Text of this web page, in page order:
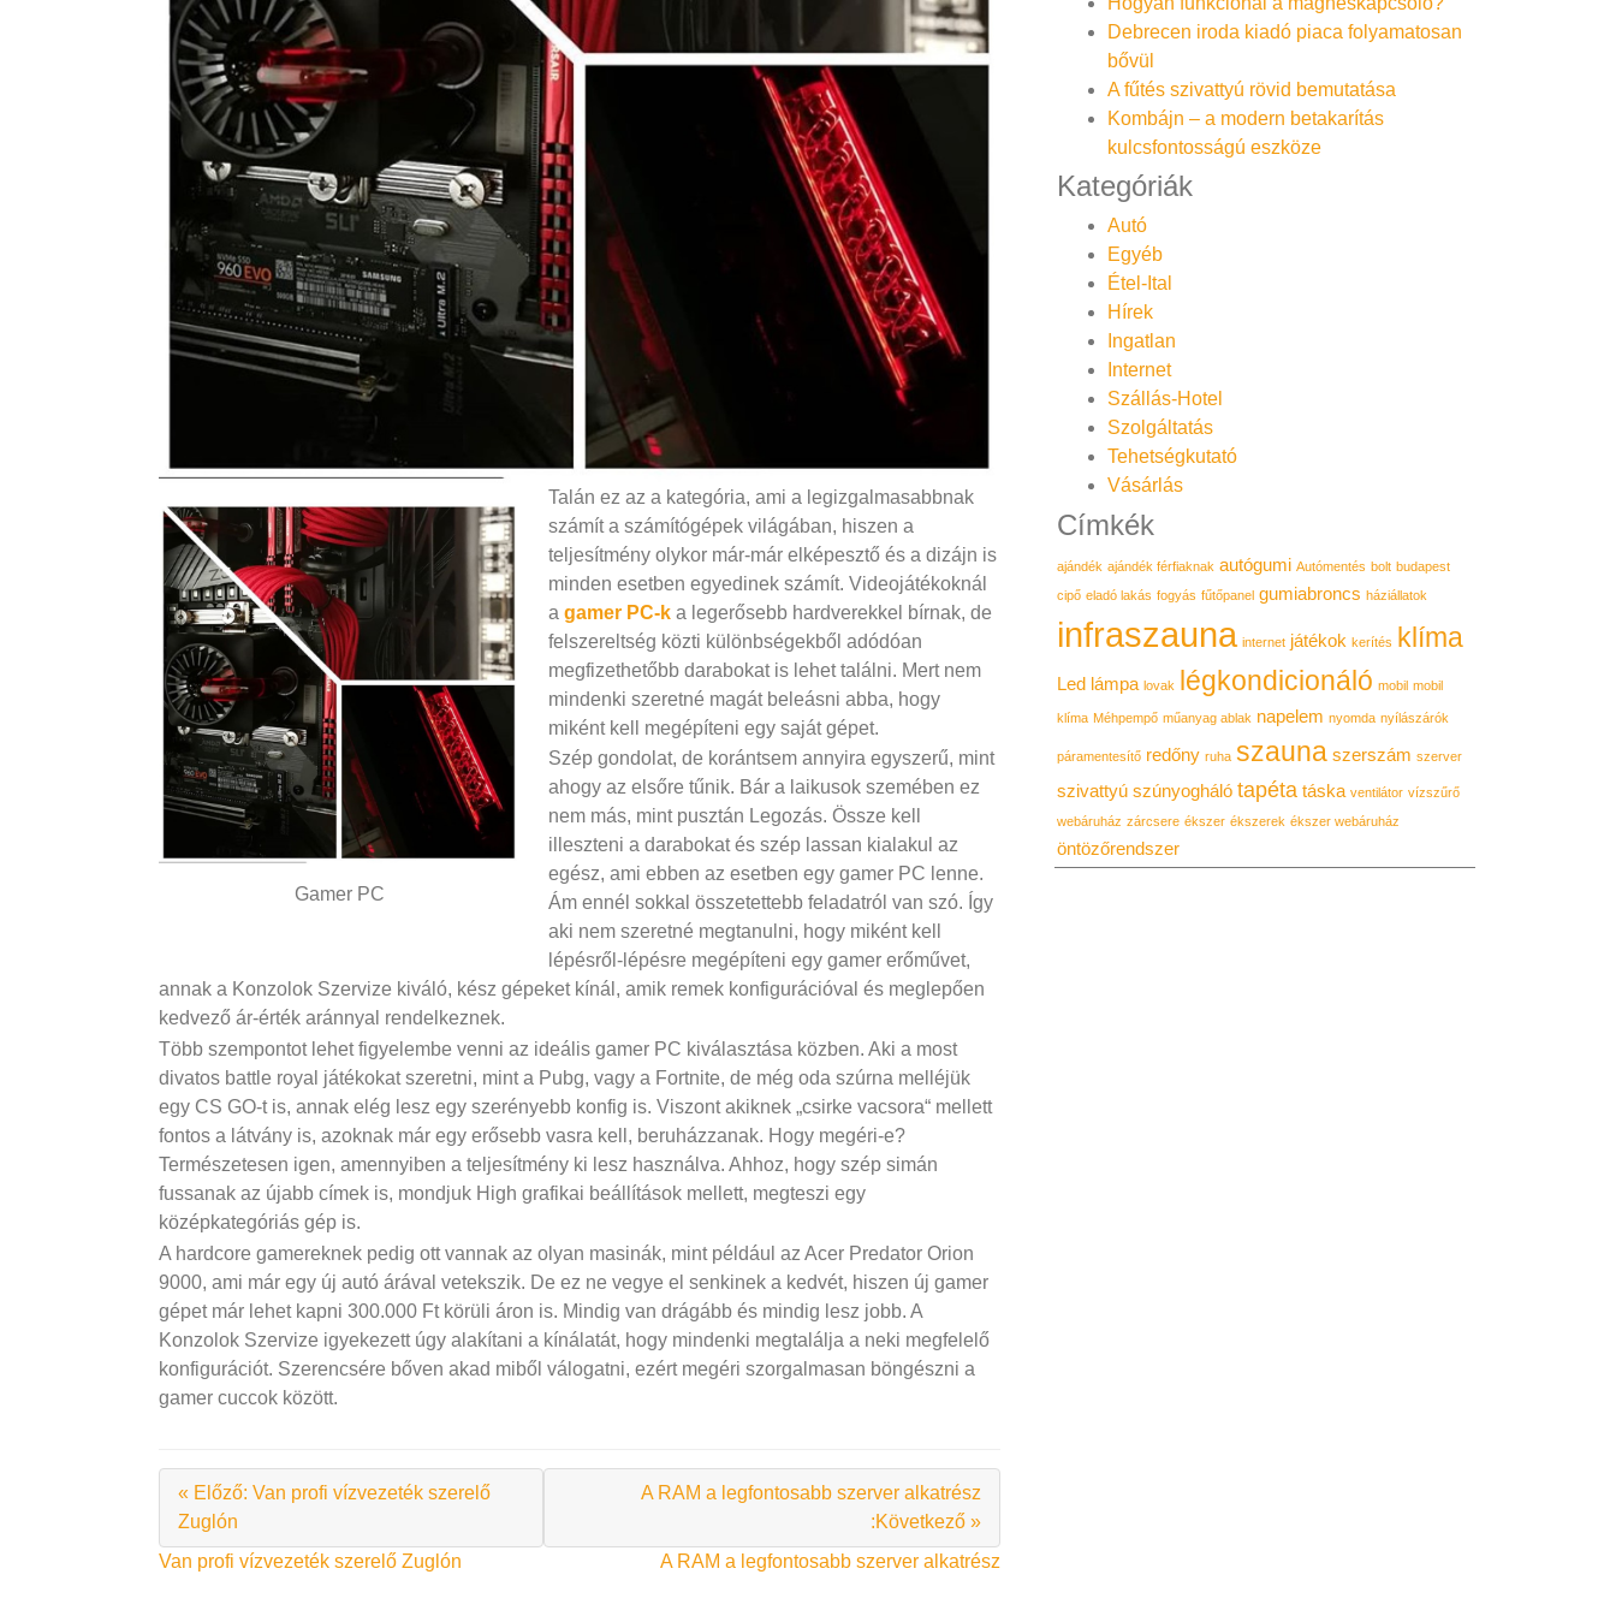
Gamer PC
Talán ez az a kategória, ami a legizgalmasabbnak
számít a számítógépek világában, hiszen a
teljesítmény olykor már-már elképesztő és a dizájn is
minden esetben egyedinek számít. Videojátékoknál
a gamer PC-k a legerősebb hardverekkel bírnak, de
felszereltség közti különbségekből adódóan
megfizethetőbb darabokat is lehet találni. Mert nem
mindenki szeretné magát beleásni abba, hogy
miként kell megépíteni egy saját gépet.
Szép gondolat, de korántsem annyira egyszerű, mint
ahogy az elsőre tűnik. Bár a laikusok szemében ez
nem más, mint pusztán Legozás. Össze kell
illeszteni a darabokat és szép lassan kialakul az
egész, ami ebben az esetben egy gamer PC lenne.
Ám ennél sokkal összetettebb feladatról van szó. Így
aki nem szeretné megtanulni, hogy miként kell
lépésről-lépésre megépíteni egy gamer erőművet,
annak a Konzolok Szervize kiváló, kész gépeket kínál, amik remek konfigurációval és meglepően
kedvező ár-érték aránnyal rendelkeznek.
Több szempontot lehet figyelembe venni az ideális gamer PC kiválasztása közben. Aki a most
divatos battle royal játékokat szeretni, mint a Pubg, vagy a Fortnite, de még oda szúrna melléjük
egy CS GO-t is, annak elég lesz egy szerényebb konfig is. Viszont akiknek „csirke vacsora“ mellett
fontos a látvány is, azoknak már egy erősebb vasra kell, beruházzanak. Hogy megéri-e?
Természetesen igen, amennyiben a teljesítmény ki lesz használva. Ahhoz, hogy szép simán
fussanak az újabb címek is, mondjuk High grafikai beállítások mellett, megteszi egy
középkategóriás gép is.
A hardcore gamereknek pedig ott vannak az olyan masinák, mint például az Acer Predator Orion
9000, ami már egy új autó árával vetekszik. De ez ne vegye el senkinek a kedvét, hiszen új gamer
gépet már lehet kapni 300.000 Ft körüli áron is. Mindig van drágább és mindig lesz jobb. A
Konzolok Szervize igyekezett úgy alakítani a kínálatát, hogy mindenki megtalálja a neki megfelelő
konfigurációt. Szerencsére bőven akad miből válogatni, ezért megéri szorgalmasan böngészni a
gamer cuccok között.
« Előző: Van profi vízvezeték szerelő
Zuglón
A RAM a legfontosabb szerver alkatrész
:Következő »
Bejegyzés
Van profi vízvezeték szerelő Zuglón A RAM a legfontosabb szerver alkatrész
Debrecen iroda kiadó piaca folyamatosan
bővül
A fűtés szivattyú rövid bemutatása
Kombájn – a modern betakarítás
kulcsfontosságú eszköze
Kategóriák
Autó
Egyéb
Étel-Ital
Hírek
Ingatlan
Internet
Szállás-Hotel
Szolgáltatás
Tehetségkutató
Vásárlás
Címkék
ajándék ajándék férfiaknak autógumi Autómentés bolt budapest
cipő eladó lakás fogyás fűtőpanel gumiabroncs háziállatok
infraszauna internet játékok kerítés klíma
Led lámpa lovak légkondicionáló mobil mobil
klíma Méhpempő műanyag ablak napelem nyomda nyílászárók
páramentesítő redőny ruha szauna szerszám szerver
szivattyú szúnyogháló tapéta táska ventilátor vízszűrő
webáruház zárcsere ékszer ékszerek ékszer webáruház
öntözőrendszer